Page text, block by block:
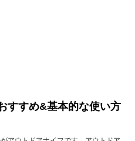
すすめ&基本的な使い方